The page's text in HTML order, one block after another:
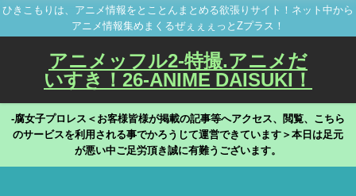
ひきこもりは、アニメ情報をとことんまとめる欲張りサイト！ネット中から
アニメ情報集めまくるぜぇぇぇっとZプラス！
アニメッフル2-特撮.アニメだ
いすき！26-ANIME DAISUKI！
-腐女子プロレス＜お客様皆様が掲載の記事等へアクセス、閲覧、こちら
のサービスを利用される事でかろうじて運営できています＞本日は足元
が悪い中ご足労頂き誠に有難うございます。